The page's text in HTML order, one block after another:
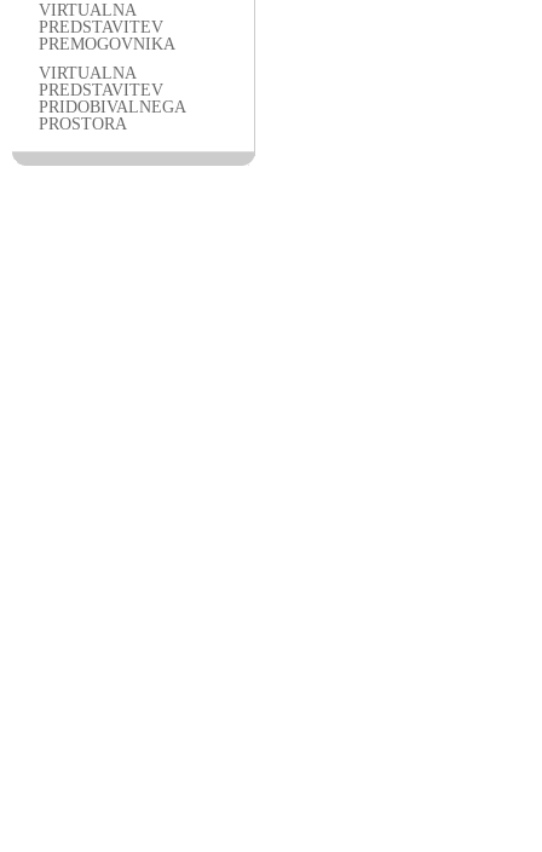
VIRTUALNA
PREDSTAVITEV
PREMOGOVNIKA
VIRTUALNA
PREDSTAVITEV
PRIDOBIVALNEGA
PROSTORA